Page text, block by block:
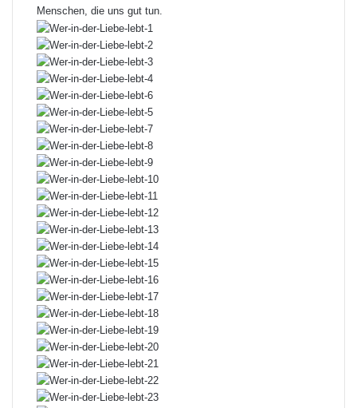
Menschen, die uns gut tun.